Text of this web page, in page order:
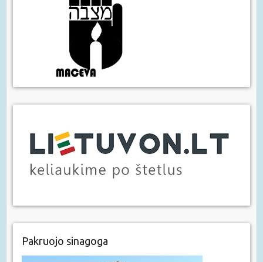
Pakruojo sinagoga